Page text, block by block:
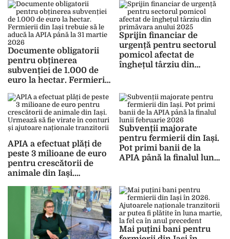
cererile la plată
Documente obligatorii
pentru obținerea
subvenției de 1.000 de
euro la hectar. Fermierii
aducă la APIA până la 31
martie 2026
Sprijin financiar de
urgență pentru sectorul
pomicol afectat de
înghețul târziu din
APIA a efectuat plăți de
peste 3 milioane de euro
pentru crescătorii de
animale din Iași.
conturi și ajutoare
naționale tranzitorii
Subvenții majorate
pentru fermierii din Iași.
Pot primi banii de la
APIA până la finalul lunii
Mai puțini bani pentru